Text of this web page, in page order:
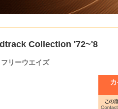
Collection '72~'8
リーウエイズ